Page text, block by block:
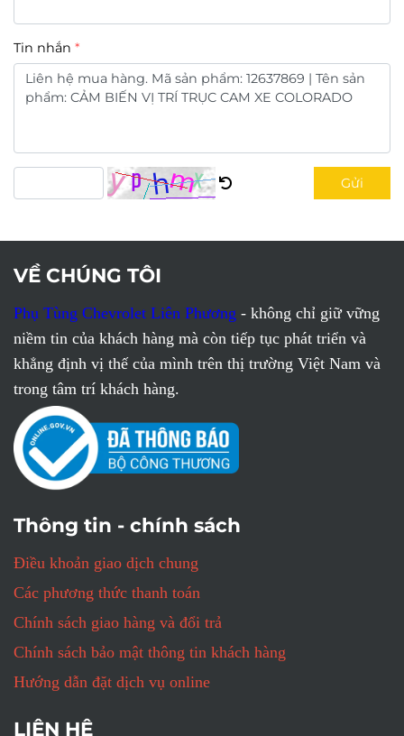
Tin nhắn
Gửi
VỀ CHÚNG TÔI
Phụ Tùng Chevrolet Liên Phương - không chỉ giữ vững
niềm tin của khách hàng mà còn tiếp tục phát triển và
khẳng định vị thế của mình trên thị trường Việt Nam và
trong tâm trí khách hàng.
Thông tin - chính sách
Điều khoản giao dịch chung
Các phương thức thanh toán
Chính sách giao hàng và đổi trả
Chính sách bảo mật thông tin khách hàng
Hướng dẫn đặt dịch vụ online
LIÊN HỆ